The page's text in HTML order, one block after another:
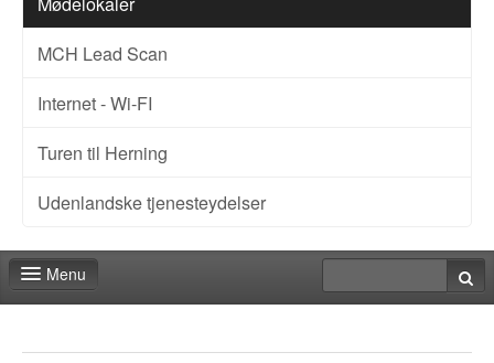
MCH Lead Scan
Internet - Wi-FI
Turen til Herning
Udenlandske tjenesteydelser
Menu